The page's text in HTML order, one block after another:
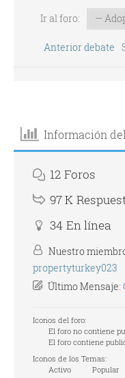
Ir al foro:
Anterior debate
Información
12 Foros
97 K
34 En línea
Nuestro
propertyturkey023
Último Mensaje:
Iconos del foro:
El foro no contiene
El foro contiene
Iconos de los Temas:
Activo
Popular